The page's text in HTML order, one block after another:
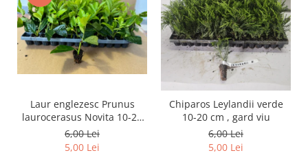
Laur englezesc Prunus
laurocerasus Novita 10-20
cm
6,00 Lei
5,00 Lei
Chiparos Leylandii verde
10-20 cm , gard viu
6,00 Lei
5,00 Lei